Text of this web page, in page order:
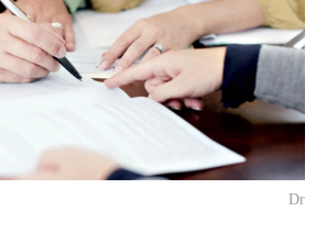
Dr